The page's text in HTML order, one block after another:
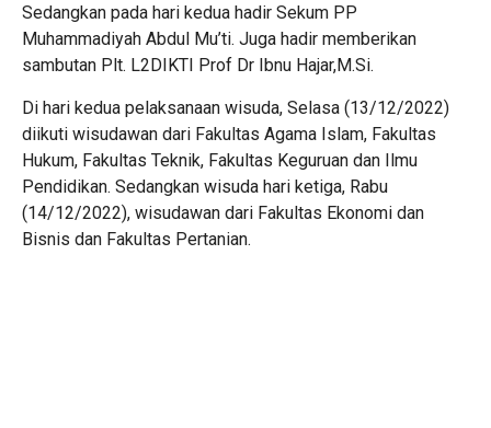
Sedangkan pada hari kedua hadir Sekum PP
Muhammadiyah Abdul Mu’ti. Juga hadir memberikan
sambutan Plt. L2DIKTI Prof Dr Ibnu Hajar,M.Si.
Di hari kedua pelaksanaan wisuda, Selasa (13/12/2022)
diikuti wisudawan dari Fakultas Agama Islam, Fakultas
Hukum, Fakultas Teknik, Fakultas Keguruan dan Ilmu
Pendidikan. Sedangkan wisuda hari ketiga, Rabu
(14/12/2022), wisudawan dari Fakultas Ekonomi dan
Bisnis dan Fakultas Pertanian.